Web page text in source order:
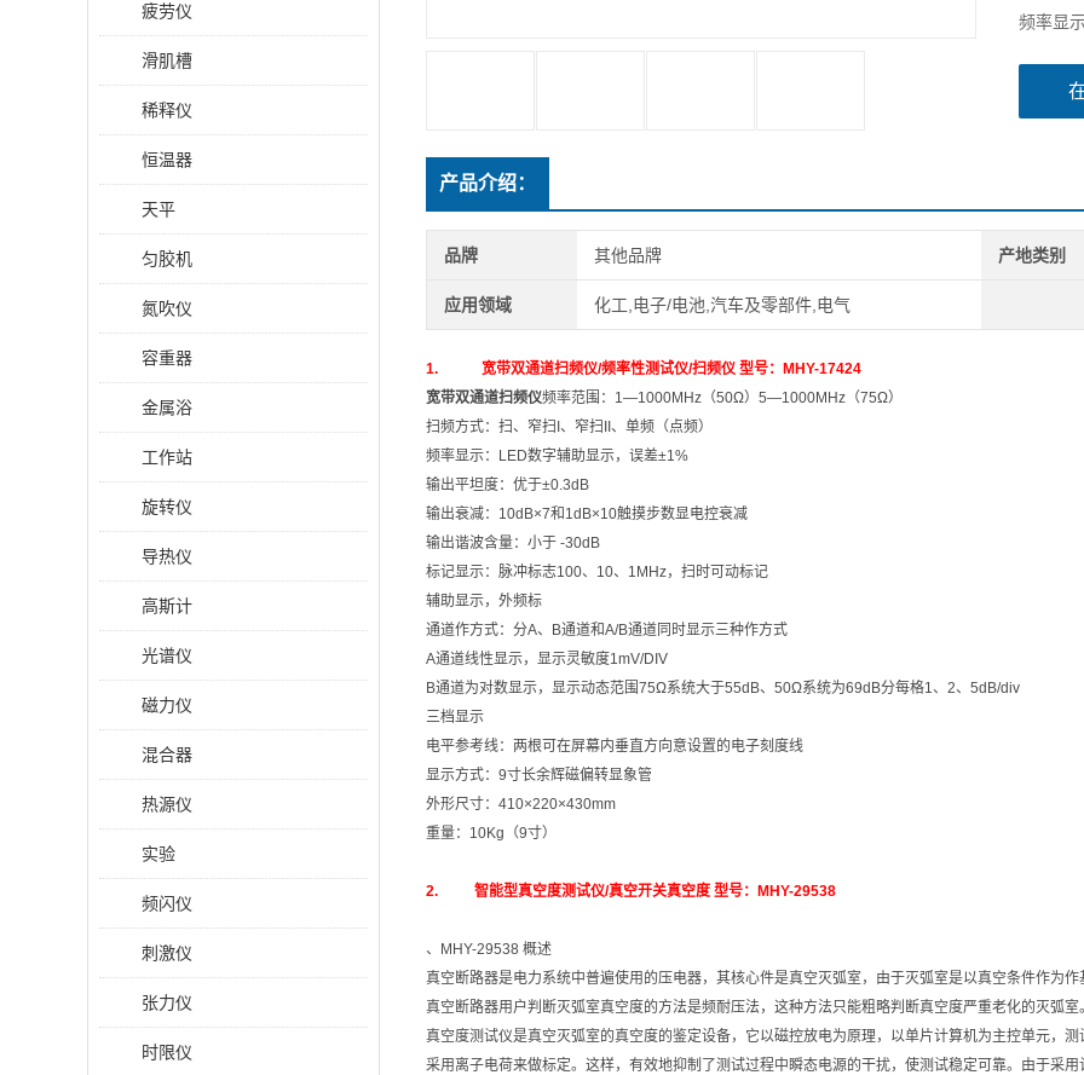
疲劳仪
滑肌槽
稀释仪
恒温器
天平
匀胶机
氮吹仪
容重器
金属浴
工作站
旋转仪
导热仪
高斯计
光谱仪
磁力仪
混合器
热源仪
实验
频闪仪
刺激仪
张力仪
时限仪
频率显
输出平
产品介绍：
品牌 其他品牌 产地类别
应用领域 化工,电子/电池,汽车及零部件,电气
1. 宽带双通道扫频仪/频率性测试仪/扫频仪 型号：MHY-17424
宽带双通道扫频仪频率范围：1—1000MHz（50Ω）5—1000MHz（75Ω）
扫频方式：扫、窄扫I、窄扫II、单频（点频）
频率显示：LED数字辅助显示，误差±1%
输出平坦度：优于±0.3dB
输出衰减：10dB×7和1dB×10触摸步数显电控衰减
输出谐波含量：小于 -30dB
标记显示：脉冲标志100、10、1MHz，扫时可动标记
辅助显示，外频标
通道作方式：分A、B通道和A/B通道同时显示三种作方式
A通道线性显示，显示灵敏度1mV/DIV
B通道为对数显示，显示动态范围75Ω系统大于55dB、50Ω系统为69dB分每格1、2、5dB/div
三档显示
电平参考线：两根可在屏幕内垂直方向意设置的电子刻度线
显示方式：9寸长余辉磁偏转显象管
外形尺寸：410×220×430mm
重量：10Kg（9寸）
2. 智能型真空度测试仪/真空开关真空度 型号：MHY-29538
、MHY-29538 概述
真空断路器是电力系统中普遍使用的压电器，其核心件是真空灭弧室，由于灭弧室是以真空条件作为
真空断路器用户判断灭弧室真空度的方法是频耐压法，这种方法只能粗略判断真空度严重老化的灭弧室
真空度测试仪是真空灭弧室的真空度的鉴定设备，它以磁控放电为原理，以单片计算机为主控单元，
采用离子电荷来做标定。这样，有效地抑制了测试过程中瞬态电源的干扰，使测试稳定可靠。由于采